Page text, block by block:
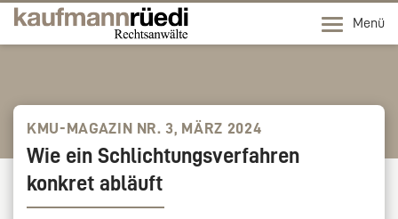
Menü
KMU-MAGAZIN NR. 3, MÄRZ 2024
Wie ein Schlichtungsverfahren
konkret abläuft